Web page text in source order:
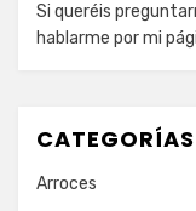
Si queréis
hablarme por mi
CATEGORÍAS
Arroces